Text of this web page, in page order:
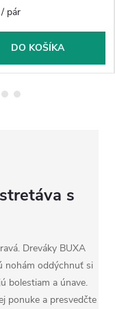
/ pár
DO KOŠÍKA
s
Dreváky BUXA
nohám oddýchnuť si
bolestiam a únave.
ponuke a presvedčte